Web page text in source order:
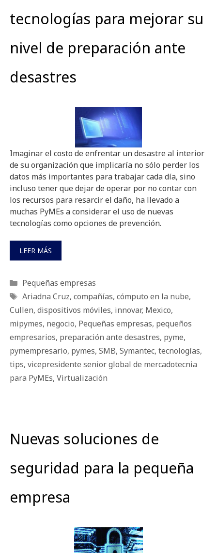
tecnologías para mejorar su
nivel de preparación ante
desastres
Imaginar el costo de enfrentar un desastre al interior
de su organización que implicaría no sólo perder los
datos más importantes para trabajar cada día, sino
incluso tener que dejar de operar por no contar con
los recursos para resarcir el daño, ha llevado a
muchas PyMEs a considerar el uso de nuevas
tecnologías como opciones de prevención.
LEER MÁS
Categorías
Pequeñas empresas
Etiquetas
Ariadna Cruz, compañías, cómputo en la nube,
Cullen, dispositivos móviles, innovar, Mexico,
mipymes, negocio, Pequeñas empresas, pequeños
empresarios, preparación ante desastres, pyme,
pymempresario, pymes, SMB, Symantec, tecnologías,
tips, vicepresidente senior global de mercadotecnia
para PyMEs, Virtualización
Nuevas soluciones de
seguridad para la pequeña
empresa